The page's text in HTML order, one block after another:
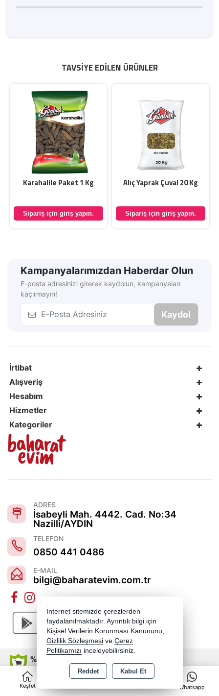
Keşfet
0
Whatsapp
TAVSIYE EDILEN ÜRÜNLER
Karahalile Paket 1 Kg
Sipariş için giriş yapın.
Alıç Yaprak Çuval 20 Kg
Sipariş için giriş yapın.
Kampanyalarımızdan Haberdar Olun
E-posta adresinizi girerek kaydolun, kampanyaları
kaçırmayın!
Kaydol
İrtibat
Alışveriş
Hesabım
Hizmetler
Kategoriler
ADRES
İsabeyli Mah. 4442. Cad. No:34
Nazilli/AYDIN
TELEFON
0850 441 0486
E-MAIL
bilgi@baharatevim.com.tr
Copyright 2026 baharatevim.com.tr - Tüm hakları saklıdır.
Kredi kartı bilgileriniz 256bit SSL sertifikası ile korunmaktadır.
İnternet sitemizde çerezlerden
faydalanılmaktadır. Ayrıntılı bilgi için
Kişisel Verilerin Korunması Kanununu,
Gizlilik Sözleşmesi ve Çerez
Politikamızı inceleyebilirsiniz.
Reddet Kabul Et